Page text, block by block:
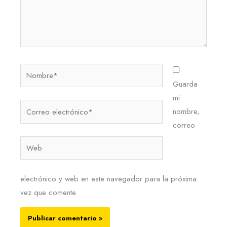
Nombre*
Guarda
mi
nombre,
correo
electrónico y web en este navegador para la próxima
vez que comente.